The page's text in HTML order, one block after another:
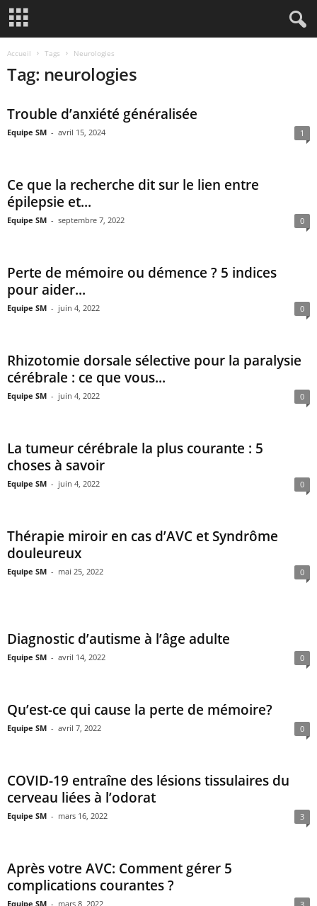
Accueil Tags Neurologies
Tag: neurologies
Trouble d’anxiété généralisée
Equipe SM - avril 15, 2024 1
Ce que la recherche dit sur le lien entre
épilepsie et...
Equipe SM - septembre 7, 2022 0
Perte de mémoire ou démence ? 5 indices
pour aider...
Equipe SM - juin 4, 2022 0
Rhizotomie dorsale sélective pour la paralysie
cérébrale : ce que vous...
Equipe SM - juin 4, 2022 0
La tumeur cérébrale la plus courante : 5
choses à savoir
Equipe SM - juin 4, 2022 0
Thérapie miroir en cas d’AVC et Syndrôme
douleureux
Equipe SM - mai 25, 2022 0
Diagnostic d’autisme à l’âge adulte
Equipe SM - avril 14, 2022 0
Qu’est-ce qui cause la perte de mémoire?
Equipe SM - avril 7, 2022 0
COVID-19 entraîne des lésions tissulaires du
cerveau liées à l’odorat
Equipe SM - mars 16, 2022 3
Après votre AVC: Comment gérer 5
complications courantes ?
Equipe SM - mars 8, 2022